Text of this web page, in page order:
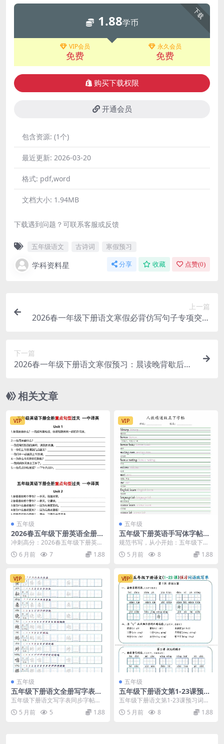
下载
1.88学币
VIP会员
免费
永久会员
免费
购买下载权限
开通会员
包含资源: (1个)
最近更新: 2026-03-20
格式: pdf,word
文档大小: 1.94MB
下载遇到问题？可联系客服或反馈
五年级语文 古诗词 寒假预习
学科资料星 分享 收藏 点赞(0)
上一篇
2026春一年级下册语文寒假必背仿写句子专项突破
下一篇
2026春一年级下册语文寒假预习：晨读晚背歇后语
相关文章
VIP
五年级
2026春五年级下册英语全册重
点句型过关专项强化提分电子
冲刺高分：2026春五年级下册英语
全册重点句型过关专项深度解析 大
家好，我是学科...
6 月前 7 1.88
VIP
五年级
五年级下册英语手写体字帖人
教精通版电子版同步练字资料
规范书写，从小开始：五年级下册
英语手写体字帖推荐 在小学英语学
习中，一手规范、美...
5 月前 8 1.88
VIP
五年级
五年级下册语文全册写字表同
步字帖练习（第7套）高清电
五年级下册语文写字表同步字帖内
容预览 进入小学高年级，规范的汉
字书写不仅关乎卷面...
5 月前 5 1.88
VIP
五年级
五年级下册语文第1-23课预习
词语默写单及重点生字词巩固
五年级下册语文第1-23课预习词语
默写单资料推荐 各位家长和同学们
好，我是学科星...
5 月前 8 1.88